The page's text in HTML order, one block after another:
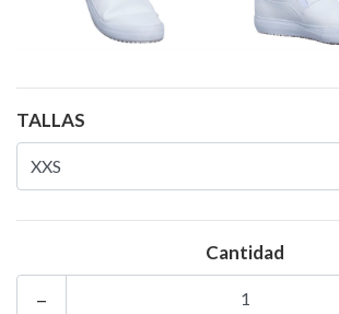
TALLAS
Cantidad
-